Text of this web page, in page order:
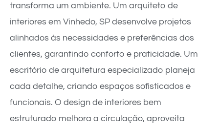
transforma um ambiente. Um arquiteto de
interiores em Vinhedo, SP desenvolve projetos
alinhados às necessidades e preferências dos
clientes, garantindo conforto e praticidade. Um
escritório de arquitetura especializado planeja
cada detalhe, criando espaços sofisticados e
funcionais. O design de interiores bem
estruturado melhora a circulação, aproveita